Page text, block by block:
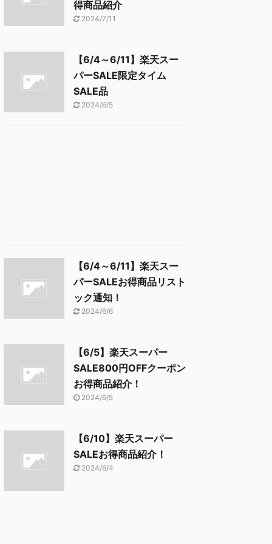
得商品紹介
2024/7/11
【6/4～6/11】楽天スー
パーSALE限定タイム
SALE品
2024/6/5
【6/4～6/11】楽天スー
パーSALEお得商品リスト
ック通知！
2024/6/6
【6/5】楽天スーパー
SALE800円OFFクーポン
お得商品紹介！
2024/6/5
【6/10】楽天スーパー
SALEお得商品紹介！
2024/6/4